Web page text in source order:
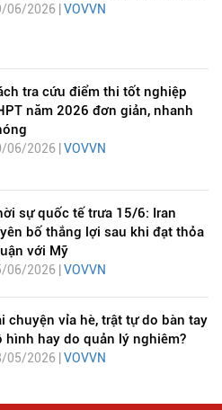
06/2026 | VOVVN
tra cứu điểm thi tốt nghiệp
năm 2026 đơn giản, nhanh
06/2026 | VOVVN
sự quốc tế trưa 15/6: Iran
bố thắng lợi sau khi đạt thỏa
với Mỹ
06/2026 | VOVVN
chuyện vỉa hè, trật tự do bàn tay
hình hay do quản lý nghiêm?
05/2026 | VOVVN